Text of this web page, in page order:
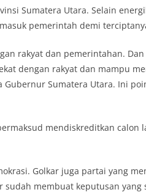
Sumatera Utara. Selain
pemerintah demi
rakyat dan pemerintahan.
dengan rakyat dan mampu
Sumatera Utara. Ini
mendiskreditkan calon
Golkar juga partai yang
sudah membuat keputusan